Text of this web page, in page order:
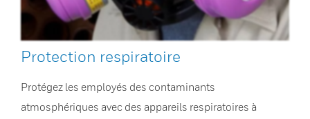
Protection respiratoire
Protégez les employés des contaminants
atmosphériques avec des appareils respiratoires à